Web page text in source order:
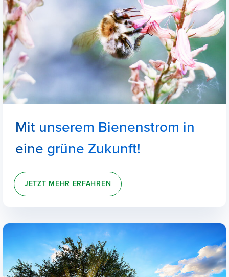
Mit unserem Bienenstrom in
eine grüne Zukunft!
JETZT MEHR ERFAHREN